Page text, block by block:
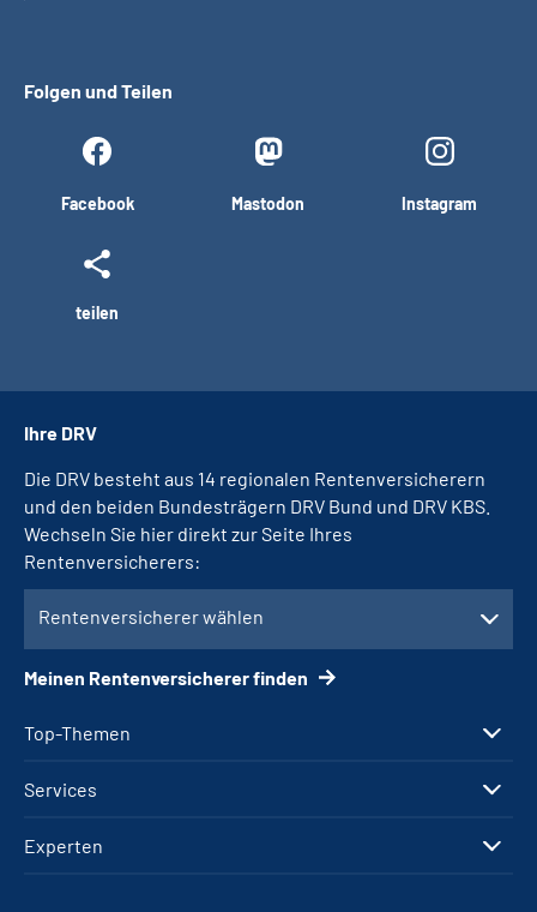
Folgen und Teilen
Facebook Mastodon Instagram
teilen
Top-Themen
Services
Experten
Ihre DRV
Die DRV besteht aus 14 regionalen Rentenversicherern
und den beiden Bundesträgern DRV Bund und DRV KBS.
Wechseln Sie hier direkt zur Seite Ihres
Rentenversicherers:
Rentenversicherer wählen
Meinen Rentenversicherer finden